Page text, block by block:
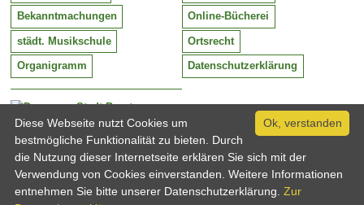
Stadt Barntrup
Mittelstraße 38
32683 Barntrup
Tel:
Email:
05263 / 409-0
info@barntrup.de
Bekanntmachungen Online-Bücherei
städt. Musikschule Ortsrecht
Organigramm Datenschutzerklärung
Ok, verstanden
Diese Webseite nutzt Cookies um
bestmögliche Funktionalität zu bieten. Durch
die Nutzung dieser Internetseite erklären Sie sich mit der
Verwendung von Cookies einverstanden. Weitere Informationen
entnehmen Sie bitte unserer Datenschutzerklärung. Zur